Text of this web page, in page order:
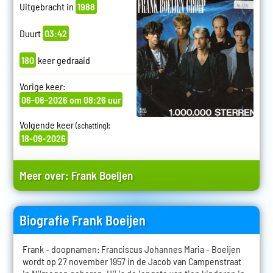
Uitgebracht in 1988
Duurt 03:42
180 keer gedraaid
Vorige keer:
06-08-2026 om 08:26 uur
Volgende keer(schatting):
18-09-2026
Meer over: Frank Boeijen
Biografie Frank Boeijen
Frank - doopnamen: Franciscus Johannes Maria - Boeijen
wordt op 27 november 1957 in de Jacob van Campenstraat